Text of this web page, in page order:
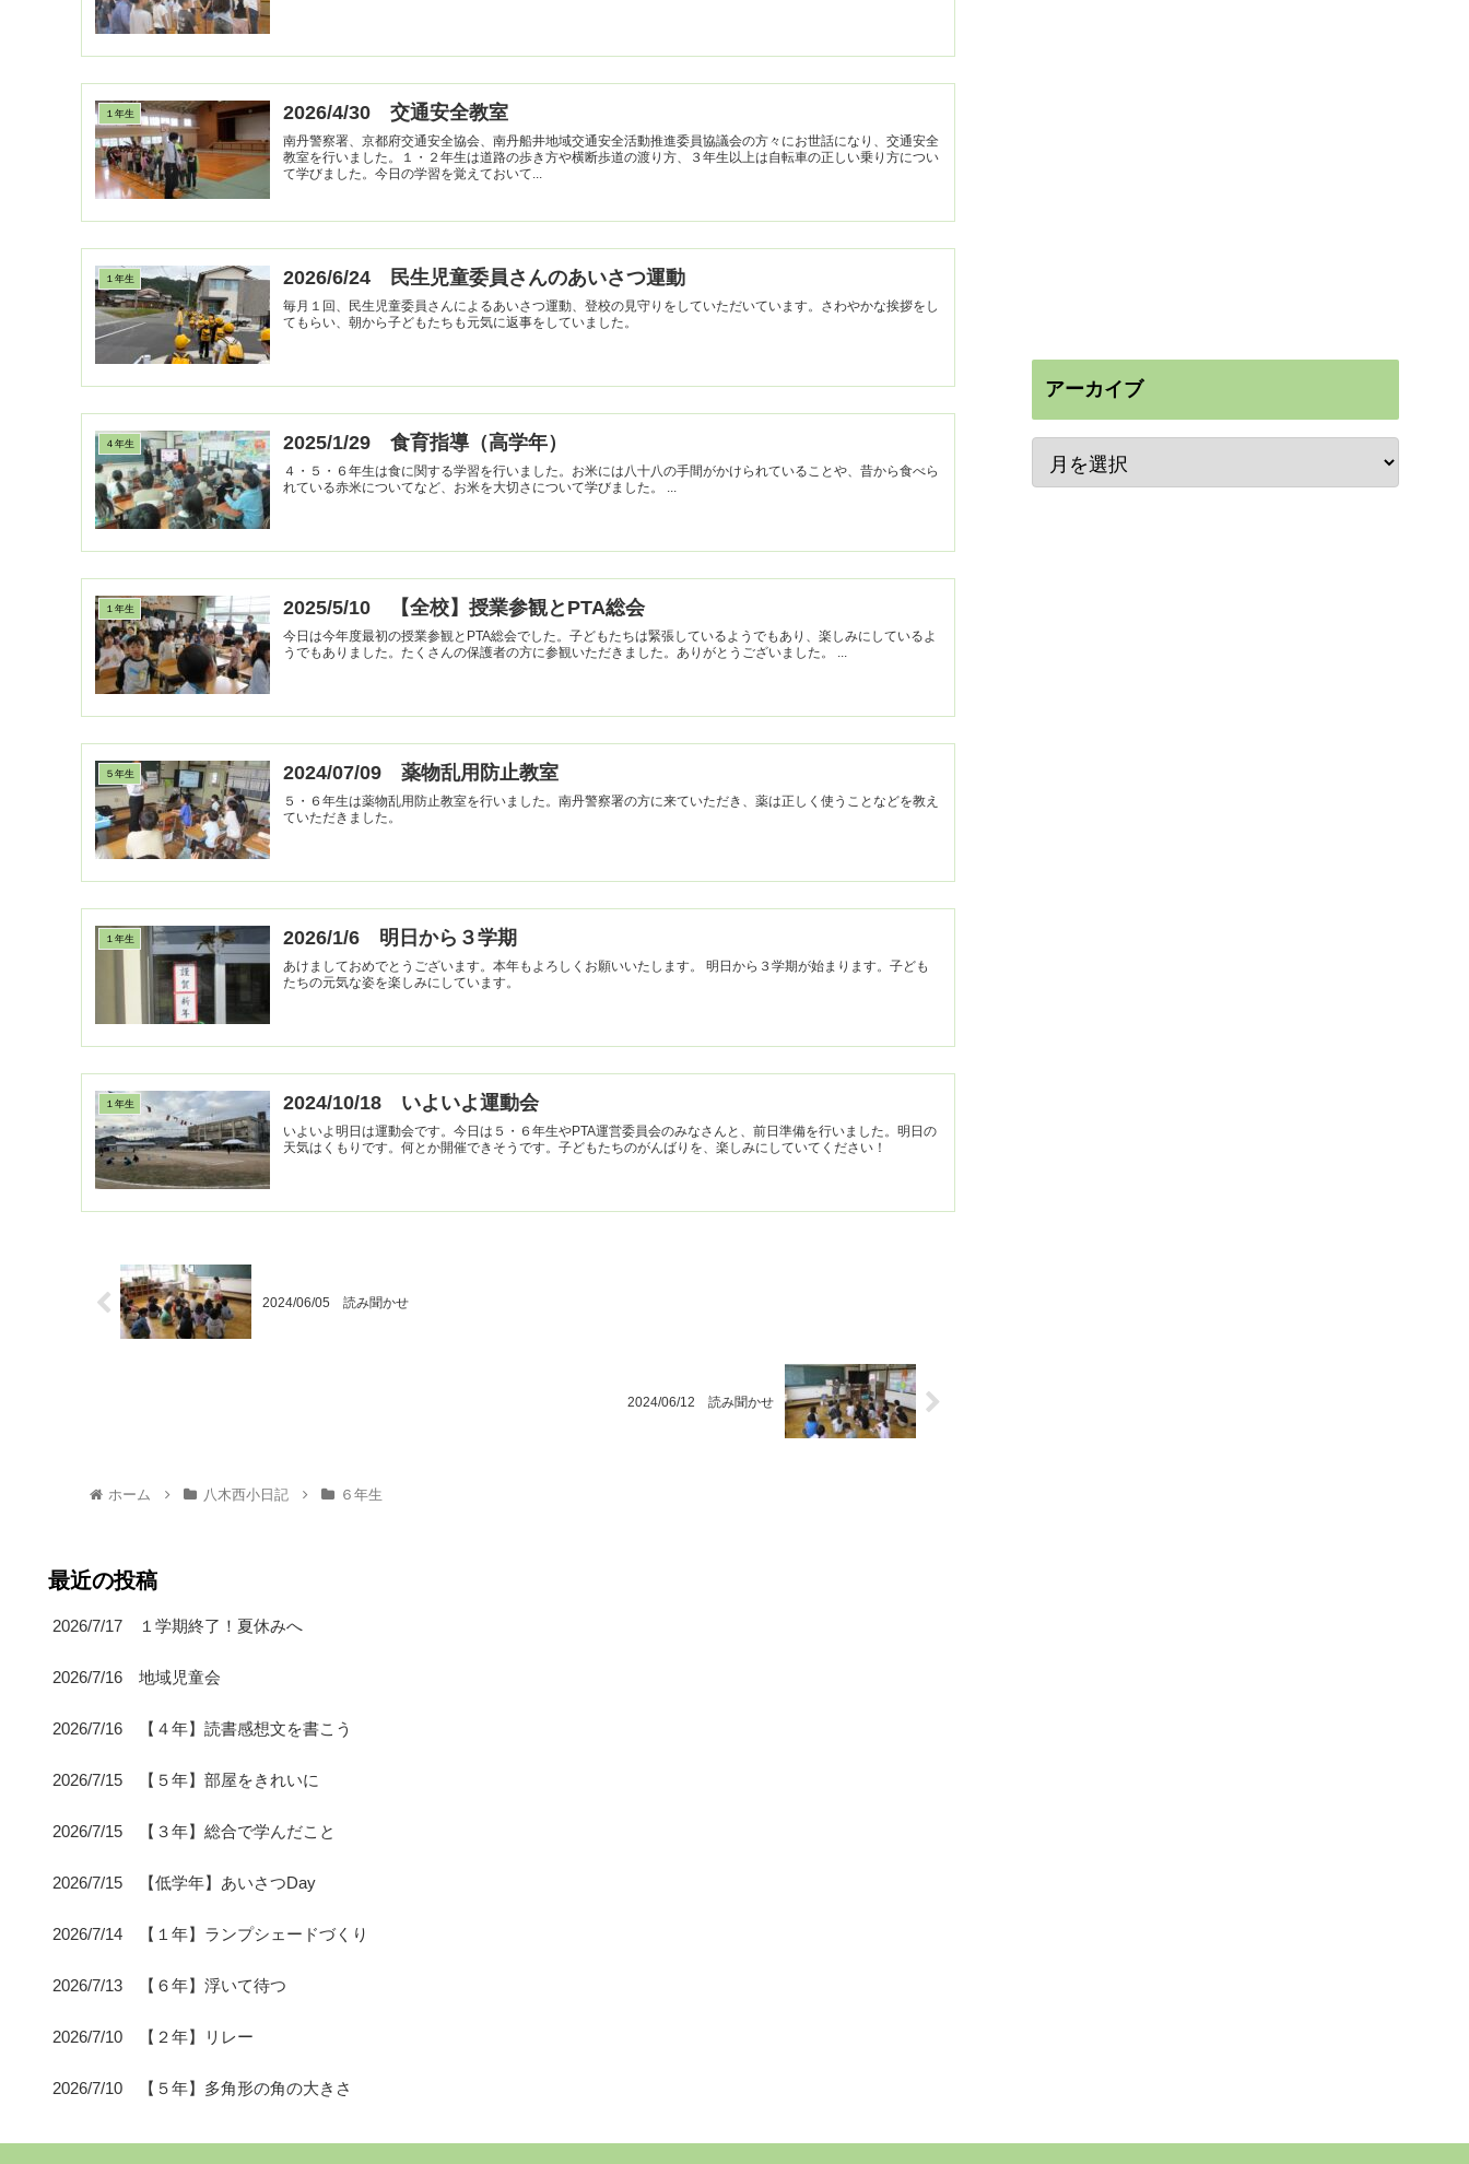
１年生 2026/4/30 交通安全教室
南丹警察署、京都府交通安全協会、南丹船井地域交通安全活動推進委員協議会の方々にお世話になり、交通安全
教室を行いました。１・２年生は道路の歩き方や横断歩道の渡り方、３年生以上は自転車の正しい乗り方につい
て学びました。今日の学習を覚えておいて...
１年生 2026/6/24 民生児童委員さんのあいさつ運動
毎月１回、民生児童委員さんによるあいさつ運動、登校の見守りをしていただいています。さわやかな挨拶をし
てもらい、朝から子どもたちも元気に返事をしていました。
４年生 2025/1/29 食育指導（高学年）
４・５・６年生は食に関する学習を行いました。お米には八十八の手間がかけられていることや、昔から食べら
１年生 2025/5/10 【全校】授業参観とPTA総会
今日は今年度最初の授業参観とPTA総会でした。子どもたちは緊張しているようでもあり、楽しみにしているよ
５年生 2024/07/09 薬物乱用防止教室
５・６年生は薬物乱用防止教室を行いました。南丹警察署の方に来ていただき、薬は正しく使うことなどを教え
ていただきました。
１年生 2026/1/6 明日から３学期
あけましておめでとうございます。本年もよろしくお願いいたします。 明日から３学期が始まります。子ども
たちの元気な姿を楽しみにしています。
１年生 2024/10/18 いよいよ運動会
いよいよ明日は運動会です。今日は５・６年生やPTA運営委員会のみなさんと、前日準備を行いました。明日の
天気はくもりです。何とか開催できそうです。子どもたちのがんばりを、楽しみにしていてください！
2024/06/05 読み聞かせ
2024/06/12 読み聞かせ
ホーム 八木西小日記 ６年生
アーカイブ
最近の投稿
2026/7/17 １学期終了！夏休みへ
2026/7/16 地域児童会
2026/7/16 【４年】読書感想文を書こう
2026/7/15 【５年】部屋をきれいに
2026/7/15 【３年】総合で学んだこと
2026/7/15 【低学年】あいさつDay
2026/7/14 【１年】ランプシェードづくり
2026/7/13 【６年】浮いて待つ
2026/7/10 【２年】リレー
2026/7/10 【５年】多角形の角の大きさ